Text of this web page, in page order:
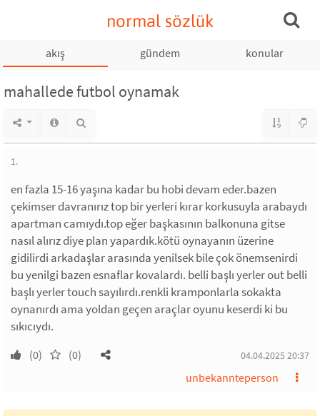
normal sözlük
akış gündem konular
mahallede futbol oynamak
1.
en fazla 15-16 yaşına kadar bu hobi devam eder.bazen
çekimser davranırız top bir yerleri kırar korkusuyla arabaydı
apartman camıydı.top eğer başkasının balkonuna gitse
nasıl alırız diye plan yapardık.kötü oynayanın üzerine
gidilirdi arkadaşlar arasında yenilsek bile çok önemsenirdi
bu yenilgi bazen esnaflar kovalardı. belli başlı yerler out belli
başlı yerler touch sayılırdı.renkli kramponlarla sokakta
oynanırdı ama yoldan geçen araçlar oyunu keserdi ki bu
sıkıcıydı.
(0) (0) 04.04.2025 20:37
unbekannteperson